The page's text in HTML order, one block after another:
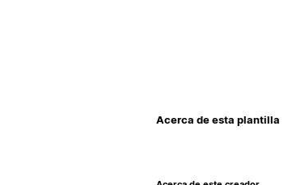
Acerca de esta plantilla